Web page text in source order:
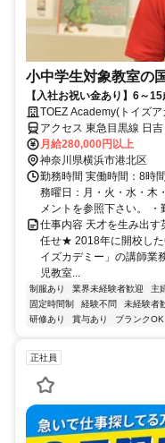
小中学生対象教室の
【入社お祝い金あり】6～
資格不要≫
TOEZ Academy(トイズ
アクセス 東急目黒線 日
ーンライン 日吉（神奈川
川県）西口徒歩約2分
月給280,000円以上
神奈川県横浜市港北区
勤務時間 実働時間：8時
務曜日：月・火・水・木
メントを参照下さい。
仕事内容 天才を生み出
任せ★ 2018年に開校した
イズカデミー」の講師業
児教室...
制服あり 業界未経験者歓迎 主
固定時間制
経験不問 未経験者
研修あり
賞与あり ブランクOK
正社員